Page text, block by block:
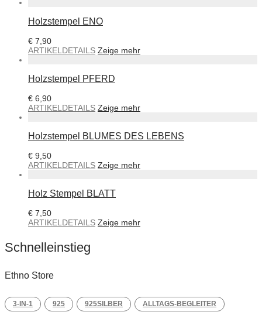
Holzstempel ENO
€ 7,90
ARTIKELDETAILS Zeige mehr
Holzstempel PFERD
€ 6,90
ARTIKELDETAILS Zeige mehr
Holzstempel BLUMES DES LEBENS
€ 9,50
ARTIKELDETAILS Zeige mehr
Holz Stempel BLATT
€ 7,50
ARTIKELDETAILS Zeige mehr
Schnelleinstieg
Ethno Store
3-IN-1 925 925SILBER ALLTAGS-BEGLEITER